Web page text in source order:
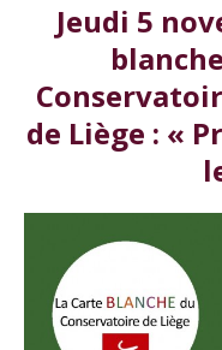
Jeudi 5
de Liège : «